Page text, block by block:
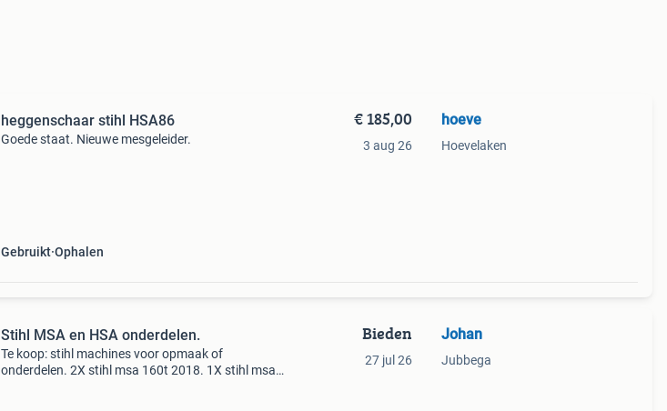
heggenschaar stihl HSA86
Goede staat. Nieuwe mesgeleider.
Gebruikt Ophalen
€ 185,00
3 aug 26
hoeve
Hoevelaken
Stihl MSA en HSA onderdelen.
Te koop: stihl machines voor opmaak of
onderdelen. 2X stihl msa 160t 2018. 1X stihl msa
Bieden
27 jul 26
Johan
Jubbega